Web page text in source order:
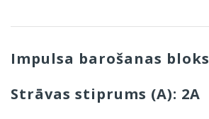
Impulsa barošanas bloks
Strāvas stiprums (A): 2A